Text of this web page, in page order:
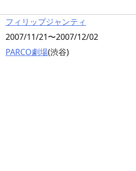
フィリップジャンティ
2007/11/21〜2007/12/02
PARCO劇場(渋谷)